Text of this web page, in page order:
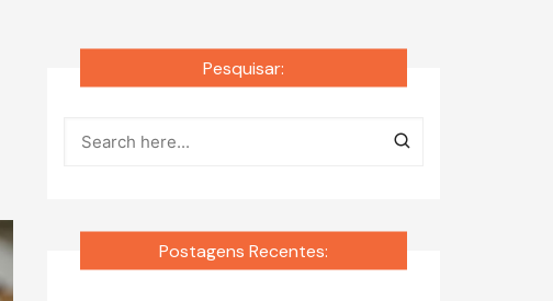
Pesquisar:
Postagens Recentes: